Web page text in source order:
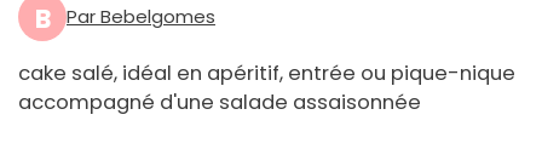
B Par Bebelgomes
cake salé, idéal en apéritif, entrée ou pique-nique
accompagné d'une salade assaisonnée